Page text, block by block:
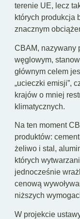
terenie UE, lecz
których produkcja
znacznym
CBAM, nazywany
węglowym,
głównym celem
„ucieczki emisji”,
krajów o mniej
klimatycznych.
Na ten moment
produktów:
żeliwo i stal,
których
jednocześnie
cenową
niższych
W projekcie